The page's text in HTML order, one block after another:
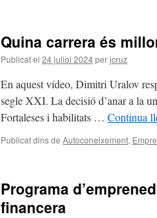
Quina carrera és
Publicat el 24 juliol 2024perjcruz
En aquest vídeo, Dimitri Uralov
segle XXI. La decisió d’anar a la
Fortaleses i habilitats … Continua
Publicat dins de Autoconeixement,
Programa
financera